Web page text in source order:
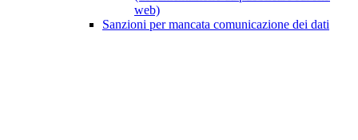
web)
Sanzioni per mancata comunicazione dei dati